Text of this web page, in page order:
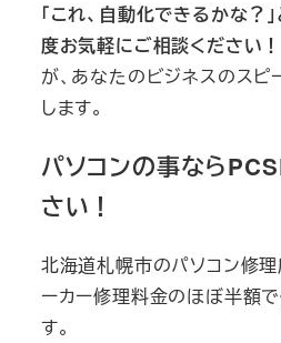
「これ、自動化できるかな？
度お気軽にご相談ください！
が、あなたのビジネスのスピ
します。
パソコンの事なら
さい！
北海道札幌市のパソコン修理
ーカー修理料金のほぼ半額
す。